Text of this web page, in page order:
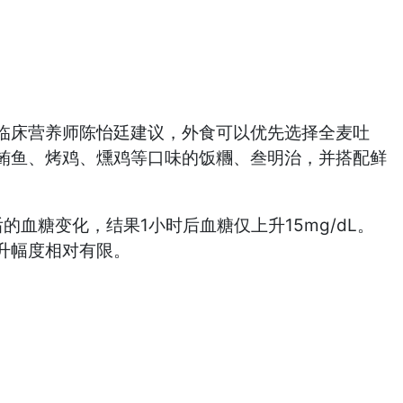
营养师陈怡廷建议，外食可以优先选择全麦吐
、烤鸡、燻鸡等口味的饭糰、叁明治，并搭配鲜
血糖变化，结果1小时后血糖仅上升15mg/dL。
度相对有限。